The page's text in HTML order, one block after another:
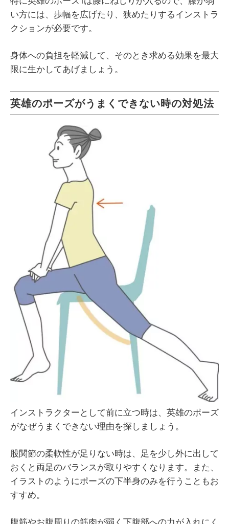
い方には、歩幅を広げたり、狭めたりするインストラ
クションが必要です。
身体への負担を軽減して、そのとき求める効果を最大
限に生かしてあげましょう。
英雄のポーズがうまくできない時の対処法
インストラクターとして前に立つ時は、英雄のポーズ
がなぜうまくできない理由を探しましょう。
股関節の柔軟性が足りない時は、足を少し外に出して
おくと両足のバランスが取りやすくなります。また、
イラストのようにポーズの下半身のみを行うこともお
すすめ。